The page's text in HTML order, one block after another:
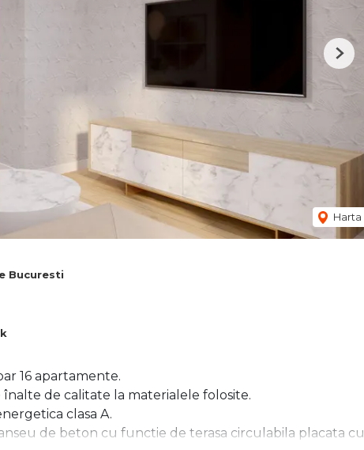
Harta
Next
Bucuresti
16 apartamente.
înalte de calitate la materialele folosite.
clasa A.
de beton cu functie de terasa circulabila placata cu